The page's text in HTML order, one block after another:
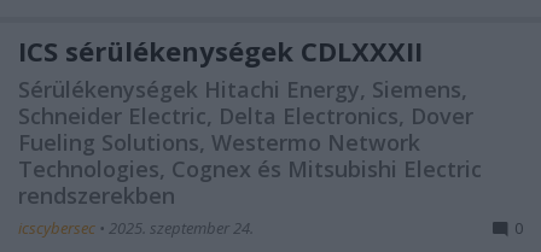
ICS sérülékenységek CDLXXXII
Sérülékenységek Hitachi Energy, Siemens,
Schneider Electric, Delta Electronics, Dover
Fueling Solutions, Westermo Network
Technologies, Cognex és Mitsubishi Electric
rendszerekben
icscybersec • 2025. szeptember 24. 0